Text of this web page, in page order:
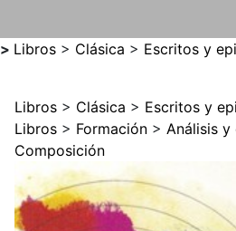
> Libros > Clásica > Escritos y
Libros > Clásica > Escritos y
Libros > Formación > Análisis
Composición